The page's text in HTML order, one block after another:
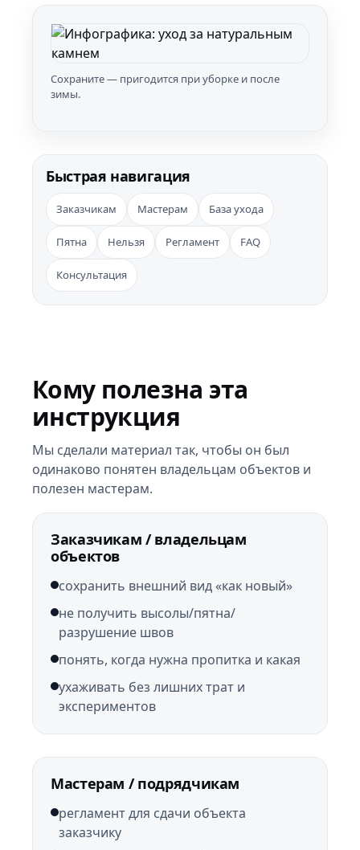
Сохраните — пригодится при уборке и после
зимы.
Быстрая навигация
Заказчикам Мастерам База ухода
Пятна Нельзя Регламент FAQ
Консультация
Кому полезна эта
инструкция
Мы сделали материал так, чтобы он был
одинаково понятен владельцам объектов и
полезен мастерам.
Заказчикам / владельцам
объектов
сохранить внешний вид «как новый»
не получить высолы/пятна/
разрушение швов
понять, когда нужна пропитка и какая
ухаживать без лишних трат и
экспериментов
Мастерам / подрядчикам
регламент для сдачи объекта
заказчику